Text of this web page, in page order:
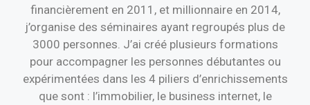
financièrement en 2011, et millionnaire en 2014,
j’organise des séminaires ayant regroupés plus de
3000 personnes. J’ai créé plusieurs formations
pour accompagner les personnes débutantes ou
expérimentées dans les 4 piliers d’enrichissements
que sont : l’immobilier, le business internet, le